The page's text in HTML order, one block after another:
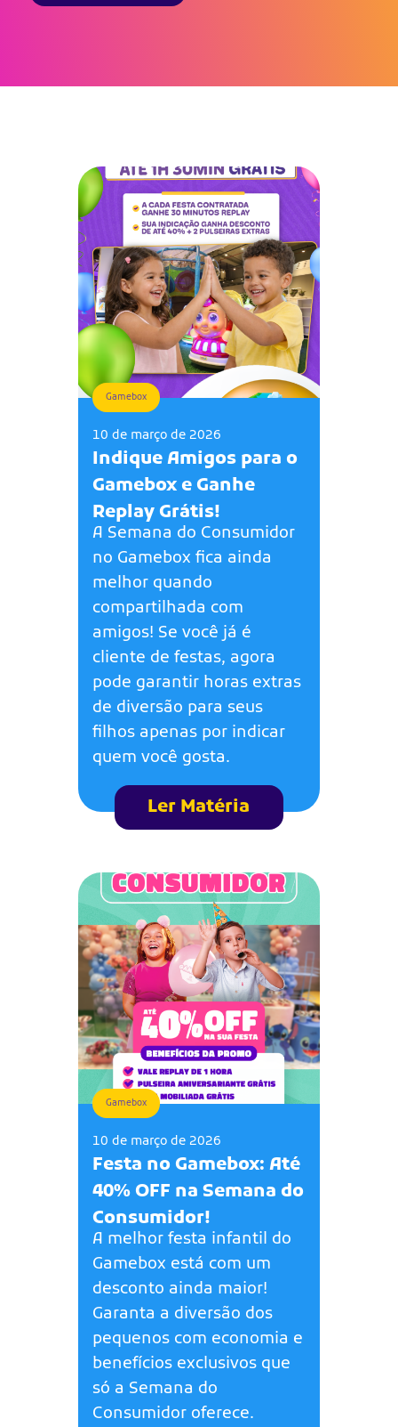
Gamebox
10 de março de 2026
Indique Amigos para o
Gamebox e Ganhe
Replay Grátis!
A Semana do Consumidor
no Gamebox fica ainda
melhor quando
compartilhada com
amigos! Se você já é
cliente de festas, agora
pode garantir horas extras
de diversão para seus
filhos apenas por indicar
quem você gosta.
Ler Matéria
Gamebox
10 de março de 2026
Festa no Gamebox: Até
40% OFF na Semana do
Consumidor!
A melhor festa infantil do
Gamebox está com um
desconto ainda maior!
Garanta a diversão dos
pequenos com economia e
benefícios exclusivos que
só a Semana do
Consumidor oferece.